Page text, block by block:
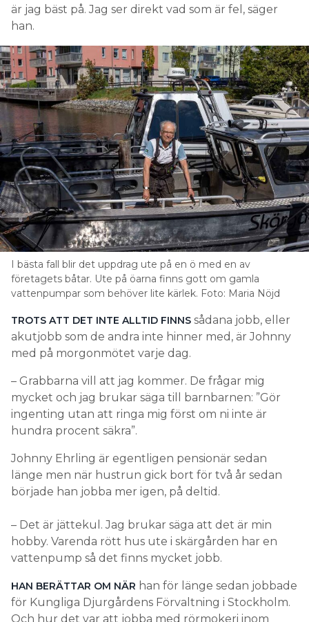
är jag bäst på. Jag ser direkt vad som är fel, säger
han.
I bästa fall blir det uppdrag ute på en ö med en av
företagets båtar. Ute på öarna finns gott om gamla
vattenpumpar som behöver lite kärlek. Foto: Maria Nöjd
TROTS ATT DET INTE ALLTID FINNS sådana jobb, eller
akutjobb som de andra inte hinner med, är Johnny
med på morgonmötet varje dag.
– Grabbarna vill att jag kommer. De frågar mig
mycket och jag brukar säga till barnbarnen: ”Gör
ingenting utan att ringa mig först om ni inte är
hundra procent säkra”.
Johnny Ehrling är egentligen pensionär sedan
länge men när hustrun gick bort för två år sedan
började han jobba mer igen, på deltid.
– Det är jättekul. Jag brukar säga att det är min
hobby. Varenda rött hus ute i skärgården har en
vattenpump så det finns mycket jobb.
HAN BERÄTTAR OM NÄR han för länge sedan jobbade
för Kungliga Djurgårdens Förvaltning i Stockholm.
Och hur det var att jobba med rörmokeri inom